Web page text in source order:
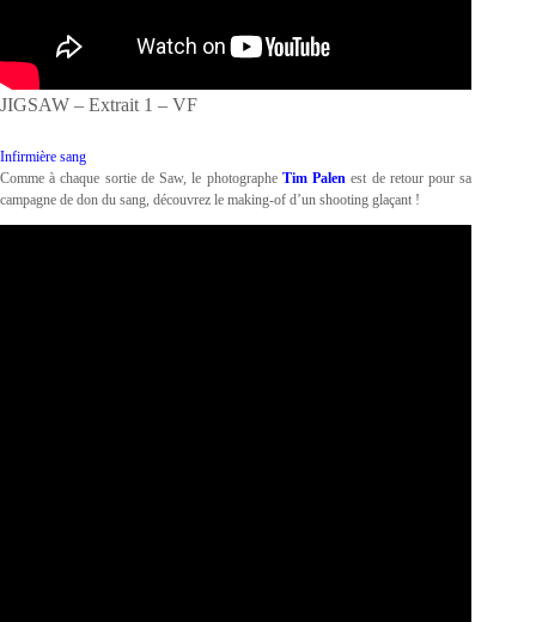
JIGSAW – Extrait 1 – VF
Infirmière sang
Comme à chaque sortie de Saw, le photographe Tim Palen est de retour pour sa
campagne de don du sang, découvrez le making-of d’un shooting glaçant !